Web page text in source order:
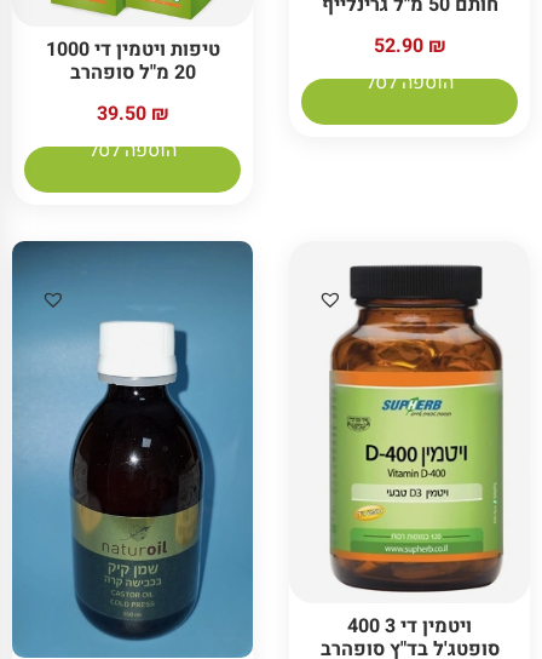
52.90 ₪
הוספה לסל
טיפות ויטמין די 1000
20 מ"ל סופהרב
39.50 ₪
הוספה לסל
ויטמין די 3 400
סופטג'ל בד"ץ סופהרב